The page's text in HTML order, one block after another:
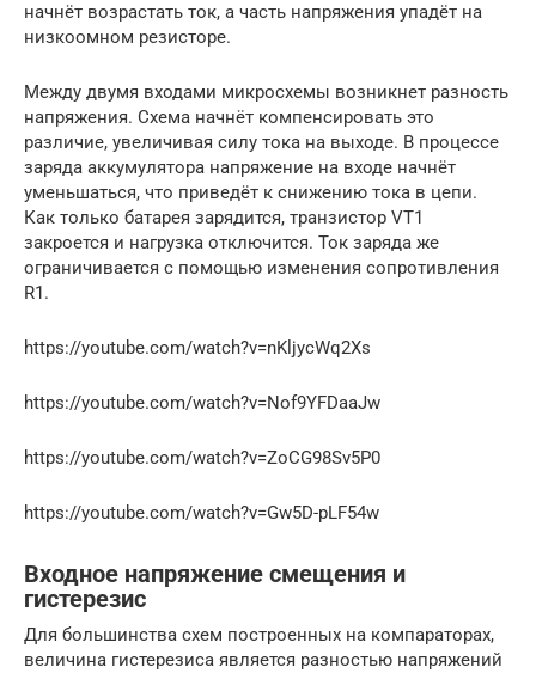
начнёт возрастать ток, а часть напряжения упадёт на
низкоомном резисторе.
Между двумя входами микросхемы возникнет разность
напряжения. Схема начнёт компенсировать это
различие, увеличивая силу тока на выходе. В процессе
заряда аккумулятора напряжение на входе начнёт
уменьшаться, что приведёт к снижению тока в цепи.
Как только батарея зарядится, транзистор VT1
закроется и нагрузка отключится. Ток заряда же
ограничивается с помощью изменения сопротивления
R1.
https://youtube.com/watch?v=nKljycWq2Xs
https://youtube.com/watch?v=Nof9YFDaaJw
https://youtube.com/watch?v=ZoCG98Sv5P0
https://youtube.com/watch?v=Gw5D-pLF54w
Входное напряжение смещения и
гистерезис
Для большинства схем построенных на компараторах,
величина гистерезиса является разностью напряжений